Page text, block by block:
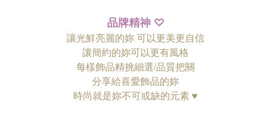
品牌精神 ♡
讓光鮮亮麗的妳 可以更美更自信
讓簡約的妳可以更有風格
每樣飾品精挑細選/品質把關
分享給喜愛飾品的妳
時尚就是妳不可或缺的元素 ♥